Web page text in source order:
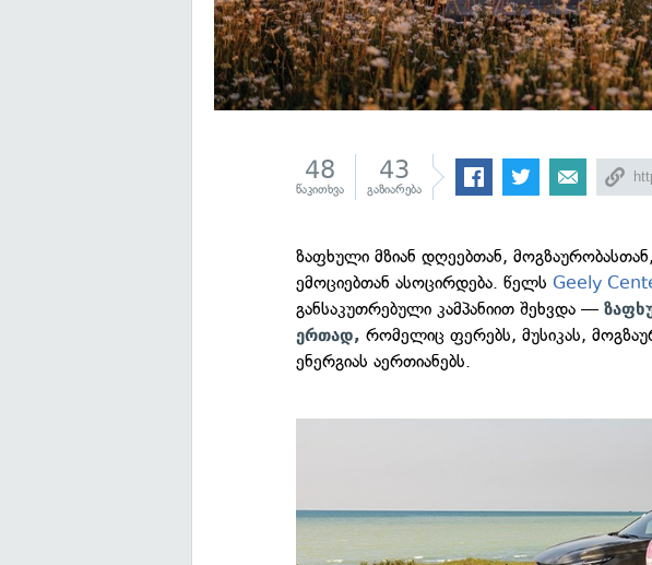
48
წაკითხვა
43
გაზიარება
ზაფხული მზიან დღეებთან,
ემოციებთან ასოცირდება. წელს Geely
განსაკუთრებული კამპანიით შეხვდა —
ერთად, რომელიც ფერებს, მუსიკას,
ენერგიას აერთიანებს.